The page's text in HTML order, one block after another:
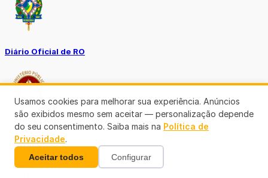
Diário Oficial de RO
Transparência RO
Usamos cookies para melhorar sua experiência. Anúncios
são exibidos mesmo sem aceitar — personalização depende
do seu consentimento. Saiba mais na Política de
Privacidade.
Aceitar todos Configurar